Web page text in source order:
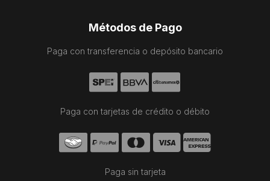
Métodos de Pago
Paga con transferencia o depósito bancario
Paga con tarjetas de crédito o débito
Paga sin tarjeta